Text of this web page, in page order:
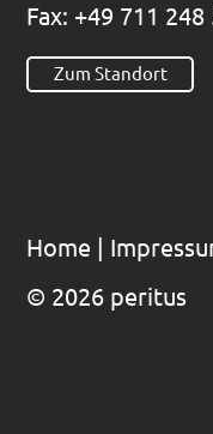
Fax: +49 711 248
Zum Standort
Home
© 2026 peritus